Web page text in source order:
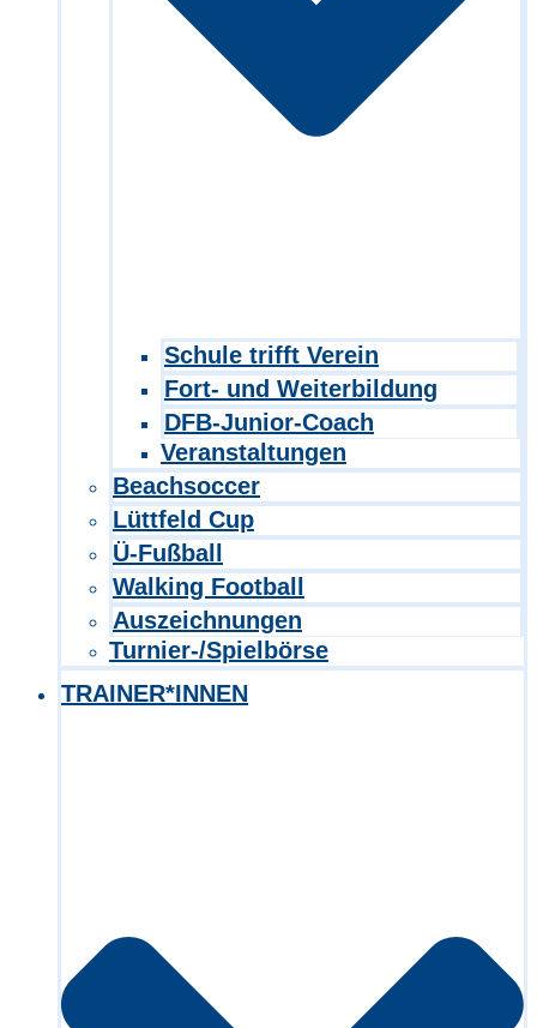
Schule trifft Verein
Fort- und Weiterbildung
DFB-Junior-Coach
Veranstaltungen
Beachsoccer
Lüttfeld Cup
Ü-Fußball
Walking Football
Auszeichnungen
Turnier-/Spielbörse
TRAINER*INNEN